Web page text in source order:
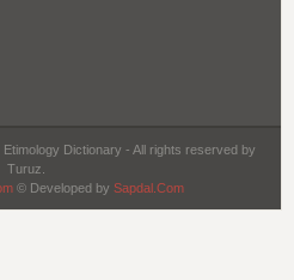
Dictionary - All rights reserved by
Turuz.
© Developed by Sapdal.Com